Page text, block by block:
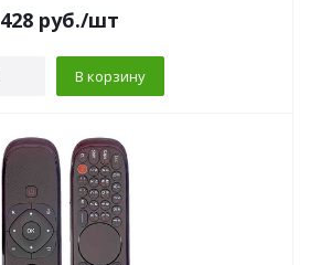
428руб./шт
В корзину